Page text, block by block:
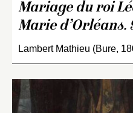
Mariage du roi
Marie d’Orléans.
Lambert Mathieu (Bure,